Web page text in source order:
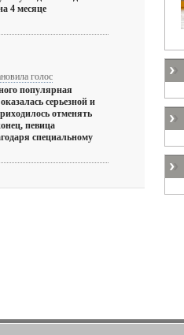
4 месяце
голос
популярная
серьезной и
отменять
певица
специальному